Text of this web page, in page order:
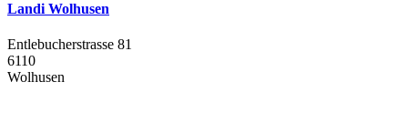
Landi Wolhusen
Entlebucherstrasse 81
6110
Wolhusen